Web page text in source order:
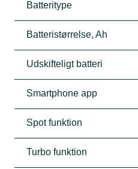
Batteritype
Batteristørrelse, Ah
Udskifteligt batteri
Smartphone app
Spot funktion
Turbo funktion